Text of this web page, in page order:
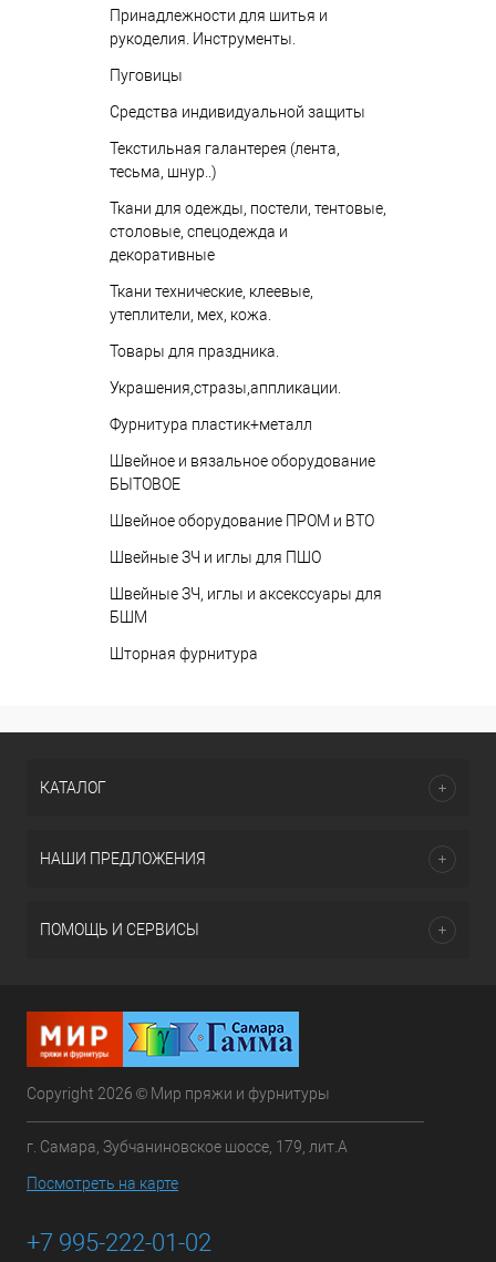
Принадлежности для шитья и
рукоделия. Инструменты.
Пуговицы
Средства индивидуальной защиты
Текстильная галантерея (лента,
тесьма, шнур..)
Ткани для одежды, постели, тентовые,
столовые, спецодежда и
декоративные
Ткани технические, клеевые,
утеплители, мех, кожа.
Товары для праздника.
Украшения,стразы,аппликации.
Фурнитура пластик+металл
Швейное и вязальное оборудование
БЫТОВОЕ
Швейное оборудование ПРОМ и ВТО
Швейные ЗЧ и иглы для ПШО
Швейные ЗЧ, иглы и аксекссуары для
БШМ
Шторная фурнитура
КАТАЛОГ
НАШИ ПРЕДЛОЖЕНИЯ
ПОМОЩЬ И СЕРВИСЫ
Copyright 2026 © Мир пряжи и фурнитуры
г. Самара, Зубчаниновское шоссе, 179, лит.А
Посмотреть на карте
+7 995-222-01-02